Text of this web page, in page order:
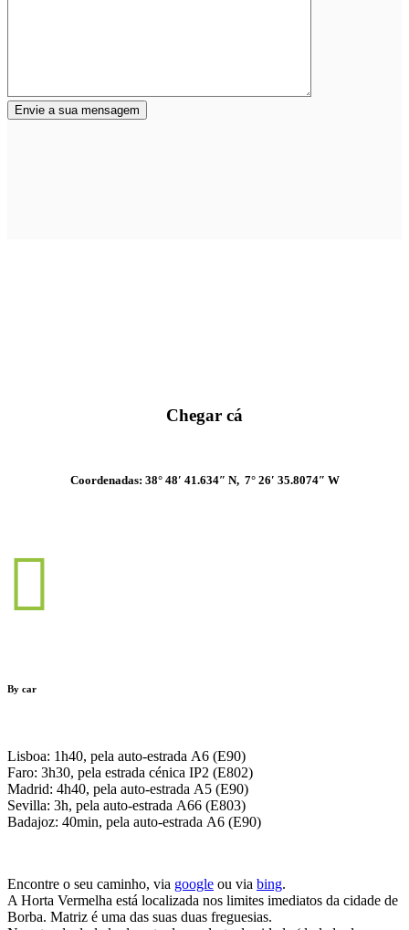
Chegar cá
Coordenadas: 38° 48′ 41.634″ N, 7° 26′ 35.8074″ W
By car
Lisboa: 1h40, pela auto-estrada A6 (E90)
Faro: 3h30, pela estrada cénica IP2 (E802)
Madrid: 4h40, pela auto-estrada A5 (E90)
Sevilla: 3h, pela auto-estrada A66 (E803)
Badajoz: 40min, pela auto-estrada A6 (E90)
Encontre o seu caminho, via google ou via bing.
A Horta Vermelha está localizada nos limites imediatos da cidade de
Borba. Matriz é uma das suas duas freguesias.